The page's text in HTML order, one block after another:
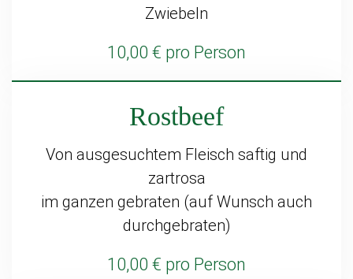
Zwiebeln
10,00 € pro Person
Rostbeef
Von ausgesuchtem Fleisch saftig und
zartrosa
im ganzen gebraten (auf Wunsch auch
durchgebraten)
10,00 € pro Person